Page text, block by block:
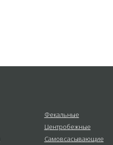
Фекальные
Центробежные
Самовсасывающие